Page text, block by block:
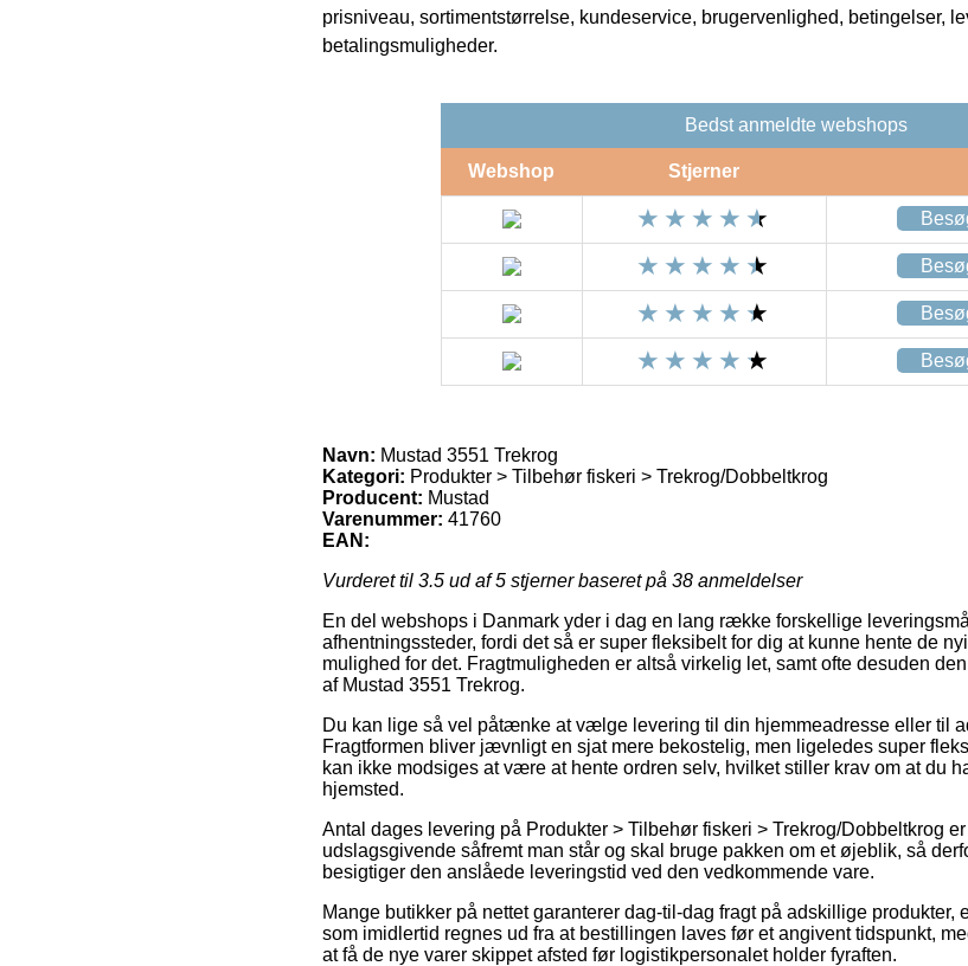
prisniveau, sortimentstørrelse, kundeservice, brugervenlighed, betingelser,
betalingsmuligheder.
Bedst anmeldte webshops
Webshop Stjerner
Navn: Mustad 3551 Trekrog
Kategori: Produkter > Tilbehør fiskeri > Trekrog/Dobbeltkrog
Producent: Mustad
Varenummer: 41760
EAN:
Vurderet til 3.5 ud af 5 stjerner baseret på 38 anmeldelser
En del webshops i Danmark yder i dag en lang række forskellige
afhentningssteder, fordi det så er super fleksibelt for dig at kunne hente de
mulighed for det. Fragtmuligheden er altså virkelig let, samt ofte desuden
af Mustad 3551 Trekrog.
Du kan lige så vel påtænke at vælge levering til din hjemmeadresse eller til
Fragtformen bliver jævnligt en sjat mere bekostelig, men ligeledes super
kan ikke modsiges at være at hente ordren selv, hvilket stiller krav om at du
hjemsted.
Antal dages levering på Produkter > Tilbehør fiskeri > Trekrog/Dobbeltkrog
udslagsgivende såfremt man står og skal bruge pakken om et øjeblik, så
besigtiger den anslåede leveringstid ved den vedkommende vare.
Mange butikker på nettet garanterer dag-til-dag fragt på adskillige produkter,
som imidlertid regnes ud fra at bestillingen laves før et angivent tidspunkt,
at få de nye varer skippet afsted før logistikpersonalet holder fyraften.